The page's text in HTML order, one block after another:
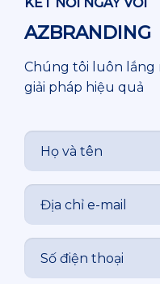
KẾT NỐI NGAY VỚI
AZBRANDING
Chúng tôi luôn lắng
giải pháp hiệu quả